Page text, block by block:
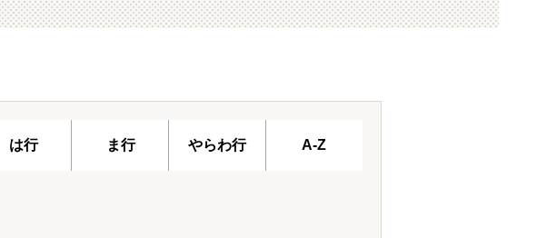
は行 ま行 やらわ行 A-Z